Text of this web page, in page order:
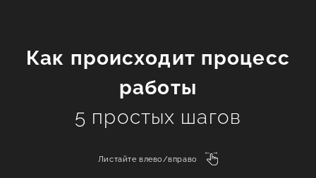
Как происходит процесс
работы
5 простых шагов
Листайте влево/вправо